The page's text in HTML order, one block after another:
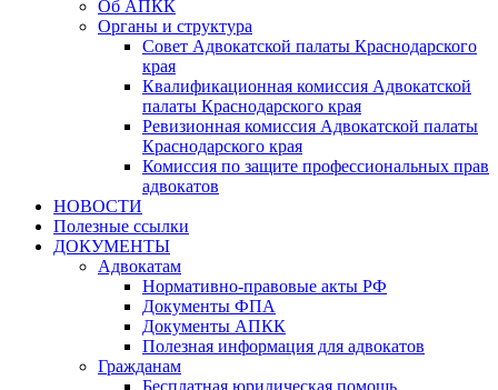
Об АПКК
Органы и структура
Совет Адвокатской палаты Краснодарского
края
Квалификационная комиссия Адвокатской
палаты Краснодарского края
Ревизионная комиссия Адвокатской палаты
Краснодарского края
Комиссия по защите профессиональных прав
адвокатов
НОВОСТИ
Полезные ссылки
ДОКУМЕНТЫ
Адвокатам
Нормативно-правовые акты РФ
Документы ФПА
Документы АПКК
Полезная информация для адвокатов
Гражданам
Бесплатная юридическая помощь